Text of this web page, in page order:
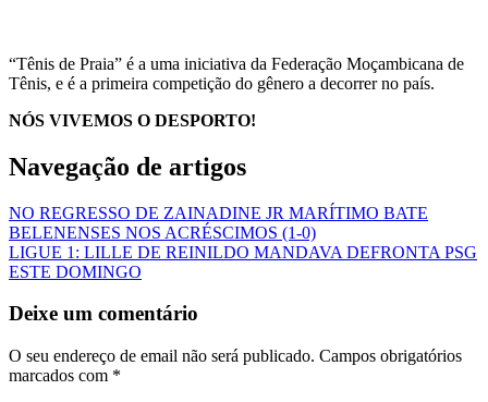
“Tênis de Praia” é a uma iniciativa da Federação Moçambicana de
Tênis, e é a primeira competição do gênero a decorrer no país.
NÓS VIVEMOS O DESPORTO!
Navegação de artigos
NO REGRESSO DE ZAINADINE JR MARÍTIMO BATE
BELENENSES NOS ACRÉSCIMOS (1-0)
LIGUE 1: LILLE DE REINILDO MANDAVA DEFRONTA PSG
ESTE DOMINGO
Deixe um comentário
O seu endereço de email não será publicado. Campos obrigatórios
marcados com *